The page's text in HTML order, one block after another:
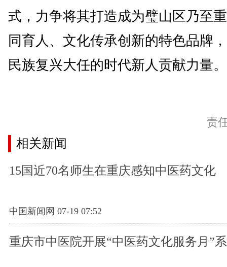
式，力争将其打造成为璧山区乃至
同育人、文化传承创新的特色品牌
民族复兴大任的时代新人贡献力量
责
相关新闻
15国近70名师生在重庆感知中医药文化
中国新闻网 07-19 07:52
重庆市中医院开展“中医药文化服务月”